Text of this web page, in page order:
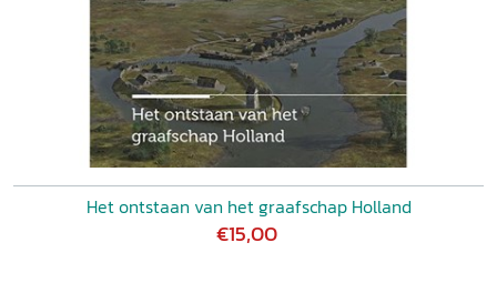
Het ontstaan van het graafschap Holland
€15,00